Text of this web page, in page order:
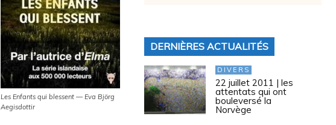
Les Enfants qui blessent — Eva Björg
Aegisdottir
DERNIÈRES ACTUALITÉS
DIVERS
22 juillet 2011 | les
attentats qui ont
bouleversé la
Norvège